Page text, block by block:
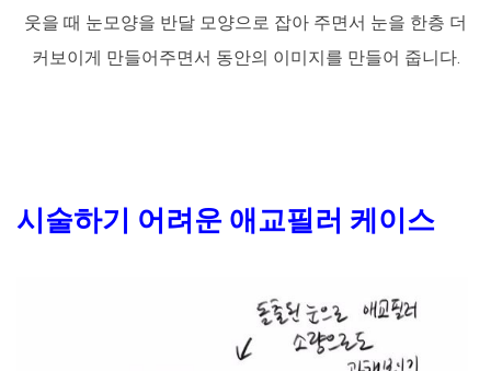
웃을 때 눈모양을 반달 모양으로 잡아 주면서 눈을 한층 더
커보이게 만들어주면서 동안의 이미지를 만들어 줍니다.
시술하기 어려운 애교필러 케이스